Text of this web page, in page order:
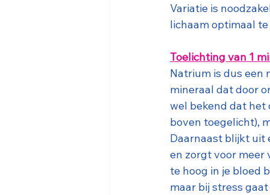
Variatie is
lichaam optimaal
Toelichting van 1
Natrium is dus een
mineraal dat door
wel bekend dat
boven toegelicht),
Daarnaast blijkt uit
en zorgt voor meer
te hoog in je bloed
maar bij stress